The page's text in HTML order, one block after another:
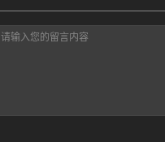
请输入您的留言内容